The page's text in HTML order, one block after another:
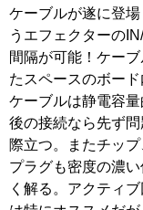
ケーブルが遂に登
うエフェクターの
間隔が可能！ケー
たスペースのボー
ケーブルは静電容
後の接続なら先ず
際立つ。またチッ
プラグも密度の濃
く解る。アクティ